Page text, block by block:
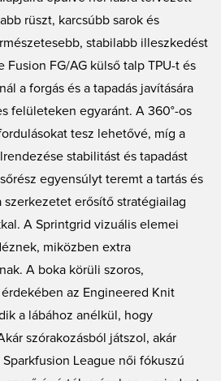
rüszt, karcsúbb sarok és
stabilabb illeszkedést
Fusion FG/AG külső talp TPU-t és
a forgás és a tapadás javítására
felületeken egyaránt. A 360°-os
tesz lehetővé, míg a
stabilitást és tapadást
egyensúlyt teremt a tartás és
szerkezetet erősítő stratégiailag
A Sprintgrid vizuális elemei
miközben extra
A boka körüli szoros,
az Engineered Knit
a lábához anélkül, hogy
szórakozásból játszol, akár
League női fókuszú